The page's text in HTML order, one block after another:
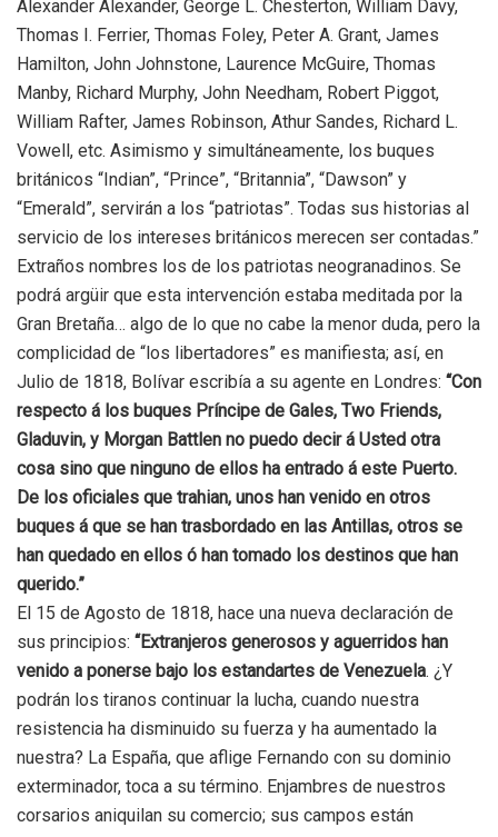
Alexander Alexander, George L. Chesterton, William Davy,
Thomas I. Ferrier, Thomas Foley, Peter A. Grant, James
Hamilton, John Johnstone, Laurence McGuire, Thomas
Manby, Richard Murphy, John Needham, Robert Piggot,
William Rafter, James Robinson, Athur Sandes, Richard L.
Vowell, etc. Asimismo y simultáneamente, los buques
británicos “Indian”, “Prince”, “Britannia”, “Dawson” y
“Emerald”, servirán a los “patriotas”. Todas sus historias al
servicio de los intereses británicos merecen ser contadas.”
Extraños nombres los de los patriotas neogranadinos. Se
podrá argüir que esta intervención estaba meditada por la
Gran Bretaña… algo de lo que no cabe la menor duda, pero la
complicidad de “los libertadores” es manifiesta; así, en
Julio de 1818, Bolívar escribía a su agente en Londres: “Con
respecto á los buques Príncipe de Gales, Two Friends,
Gladuvin, y Morgan Battlen no puedo decir á Usted otra
cosa sino que ninguno de ellos ha entrado á este Puerto.
De los oficiales que trahian, unos han venido en otros
buques á que se han trasbordado en las Antillas, otros se
han quedado en ellos ó han tomado los destinos que han
querido.”
El 15 de Agosto de 1818, hace una nueva declaración de
sus principios: “Extranjeros generosos y aguerridos han
venido a ponerse bajo los estandartes de Venezuela. ¿Y
podrán los tiranos continuar la lucha, cuando nuestra
resistencia ha disminuido su fuerza y ha aumentado la
nuestra? La España, que aflige Fernando con su dominio
exterminador, toca a su término. Enjambres de nuestros
corsarios aniquilan su comercio; sus campos están